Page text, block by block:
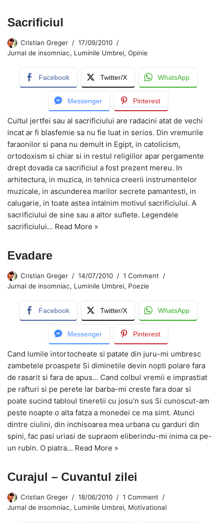
Sacrificiul
Cristian Greger
17/09/2010
Jurnal de insomniac, Luminile Umbrei, Opinie
Facebook Twitter/X WhatsApp
Messenger Pinterest
Cultul jertfei sau al sacrificiului are radacini atat de vechi
incat ar fi blasfemie sa nu fie luat in serios. Din vremurile
faraonilor si pana nu demult in Egipt, in catolicism,
ortodoxism si chiar si in restul religiilor apar pergamente
drept dovada ca sacrificiul a fost prezent mereu. In
arhitectura, in muzica, in tehnica creerii instrumentelor
muzicale, in ascunderea marilor secrete pamantesti, in
calugarie, in toate astea intalnim motivul sacrificiului. A
sacrificiului de sine sau a altor suflete. Legendele
sacrificiului… Read More »
Evadare
Cristian Greger 14/07/2010
1 Comment
Jurnal de insomniac, Luminile Umbrei, Poezie
Facebook Twitter/X WhatsApp
Messenger Pinterest
Cand lumile intortocheate si patate din juru-mi umbresc
zambetele proaspete Si diminetile devin nopti polare fara
de rasarit si fara de apus… Cand colbul vremii e imprastiat
pe rafturi si pe perete Iar barba-mi creste fara doar si
poate sucind tabloul tineretii cu josu’n sus Si cunoscut-am
peste noapte o alta fatza a monedei ce ma simt. Atunci
dintre ciulini, din inchisoarea mea urbana cu garduri din
spini, fac pasi uriasi de supraom eliberindu-mi inima ca pe-
un rubin. O piatra… Read More »
Curajul – Cuvantul zilei
Cristian Greger 18/06/2010
1 Comment
Jurnal de insomniac, Luminile Umbrei, Motivational